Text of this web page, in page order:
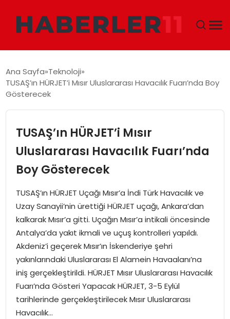
DÜNYA
TEKNOLOJI
EĞITIM
MAGAZIN
SPOR
YAŞAM
Ana Sayfa Teknoloji
TUSAŞ’ın HÜRJET’i Mısır Uluslararası Havacılık Fuarı’nda Boy
Gösterecek
TUSAŞ’ın HÜRJET’i Mısır
Uluslararası Havacılık Fuarı’nda
Boy Gösterecek
TUSAŞ’ın HÜRJET Uçağı Mısır’a İndi Türk Havacılık ve
Uzay Sanayii’nin ürettiği HÜRJET uçağı, Ankara’dan
kalkarak Mısır’a gitti. Uçağın Mısır’a intikali öncesinde
Antalya’da yakıt ikmali ve uçuş kontrolleri yapıldı.
Akdeniz’i geçerek Mısır’ın İskenderiye şehri
yakınlarındaki Uluslararası El Alamein Havaalanı’na
iniş gerçekleştirildi. HÜRJET Mısır Uluslararası Havacılık
Fuarı’nda Gösteri Yapacak HÜRJET, 3-5 Eylül
tarihlerinde gerçekleştirilecek Mısır Uluslararası
Havacılık…